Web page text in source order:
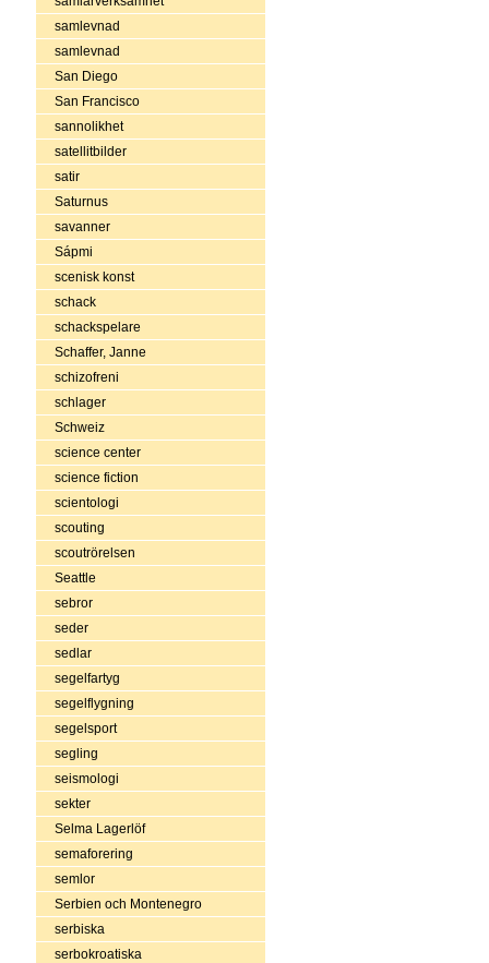
samlevnad
samlevnad
San Diego
San Francisco
sannolikhet
satellitbilder
satir
Saturnus
savanner
Sápmi
scenisk konst
schack
schackspelare
Schaffer, Janne
schizofreni
schlager
Schweiz
science center
science fiction
scientologi
scouting
scoutrörelsen
Seattle
sebror
seder
sedlar
segelfartyg
segelflygning
segelsport
segling
seismologi
sekter
Selma Lagerlöf
semaforering
semlor
Serbien och Montenegro
serbiska
serbokroatiska